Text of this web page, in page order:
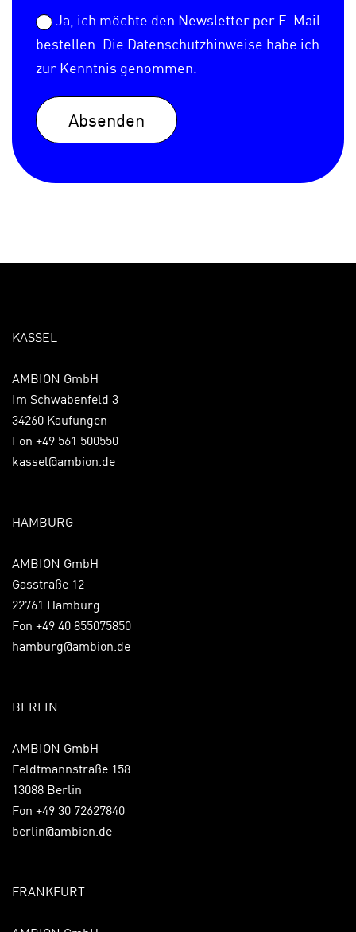
Ja, ich möchte den Newsletter per E-Mail
bestellen. Die Datenschutzhinweise habe ich
zur Kenntnis genommen.
Absenden
KASSEL
AMBION GmbH
Im Schwabenfeld 3
34260 Kaufungen
Fon +49 561 500550
kassel@ambion.de
HAMBURG
AMBION GmbH
Gasstraße 12
22761 Hamburg
Fon +49 40 855075850
hamburg@ambion.de
BERLIN
AMBION GmbH
Feldtmannstraße 158
13088 Berlin
Fon +49 30 72627840
berlin@ambion.de
FRANKFURT